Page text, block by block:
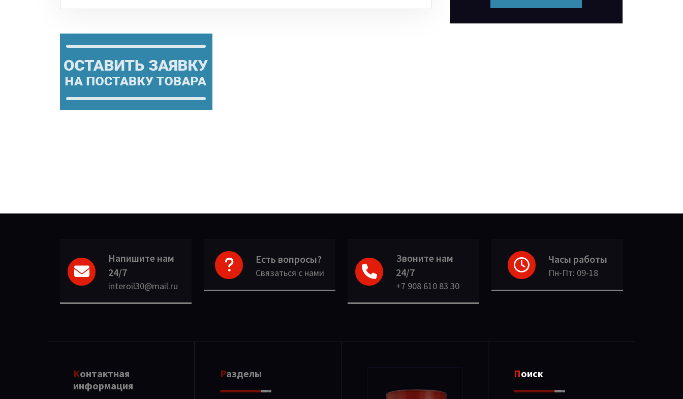
Напишите нам
24/7
interoil30@mail.ru
Есть вопросы?
Связаться с нами
Звоните нам
24/7
+7 908 610 83 30
Часы работы
Пн-Пт: 09-18
Контактная
информация
Разделы Поиск